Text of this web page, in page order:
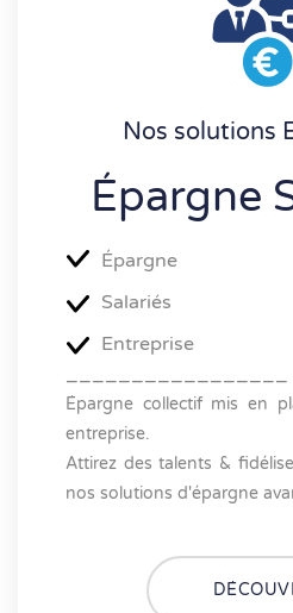
Nos solutions
Épargne
Épargne
Salariés
Entreprise
Épargne collectif mis en
entreprise.
Attirez des talents &
nos solutions d'épargne